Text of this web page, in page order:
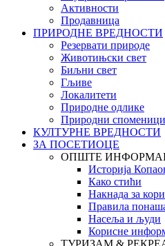
Активности
Продавница
ПРИРОДНЕ ВРЕДНОСТИ
Резервати природе
Животињски свет
Биљни свет
Гљиве
Локалитети
Природне одлике
Природни споменици
КУЛТУРНЕ ВРЕДНОСТИ
ЗА ПОСЕТИОЦЕ
ОПШТЕ
Историја
Како стићи
Накнада за
Правила
Насеља и људи
Корисне
ТУРИЗАМ &